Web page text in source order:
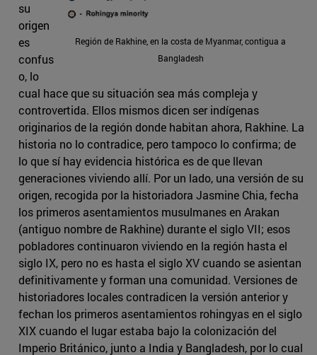
Región de Rakhine, en la costa de Myanmar, contigua a
Bangladesh
su
origen
es
confus
o, lo
cual hace que su situación sea más compleja y
controvertida. Ellos mismos dicen ser indígenas
originarios de la región donde habitan ahora, Rakhine. La
historia no lo contradice, pero tampoco lo confirma; de
lo que sí hay evidencia histórica es de que llevan
generaciones viviendo allí. Por un lado, una versión de su
origen, recogida por la historiadora Jasmine Chia, fecha
los primeros asentamientos musulmanes en Arakan
(antiguo nombre de Rakhine) durante el siglo VII; esos
pobladores continuaron viviendo en la región hasta el
siglo IX, pero no es hasta el siglo XV cuando se asientan
definitivamente y forman una comunidad. Versiones de
historiadores locales contradicen la versión anterior y
fechan los primeros asentamientos rohingyas en el siglo
XIX cuando el lugar estaba bajo la colonización del
Imperio Británico, junto a India y Bangladesh, por lo cual